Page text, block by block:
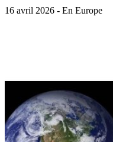
16 avril 2026 - En Europe